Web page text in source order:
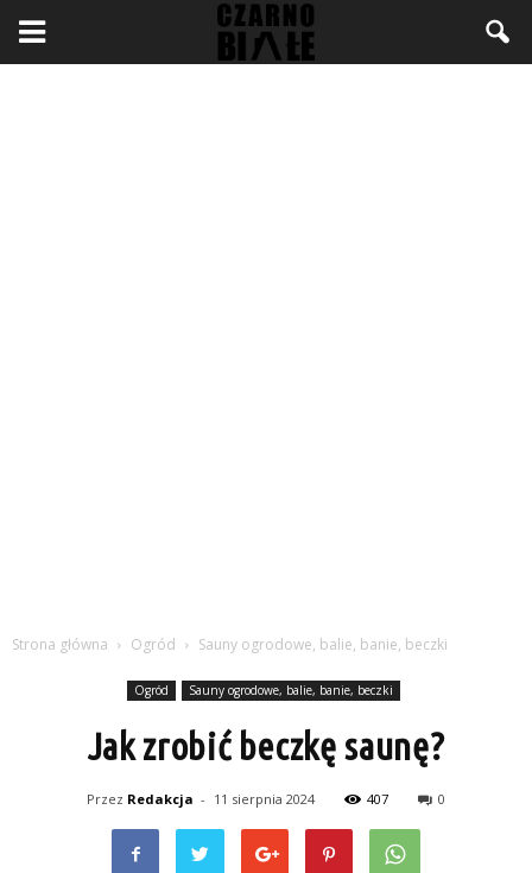
Strona główna Ogród Sauny ogrodowe, balie, banie, beczki
Ogród Sauny ogrodowe, balie, banie, beczki
Jak zrobić beczkę saunę?
Przez Redakcja - 11 sierpnia 2024 407 0